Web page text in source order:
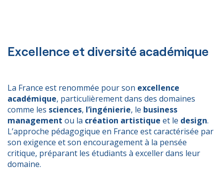
Excellence et diversité académique
La France est renommée pour son excellence
académique, particulièrement dans des domaines
comme les sciences, l’ingénierie, le business
management ou la création artistique et le design.
L’approche pédagogique en France est caractérisée par
son exigence et son encouragement à la pensée
critique, préparant les étudiants à exceller dans leur
domaine.